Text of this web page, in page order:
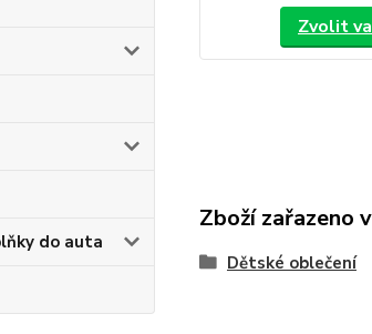
do auta
Zvolit
Zboží zařazeno
Dětské oblečení